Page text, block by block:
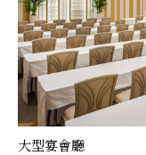
大型宴會廳